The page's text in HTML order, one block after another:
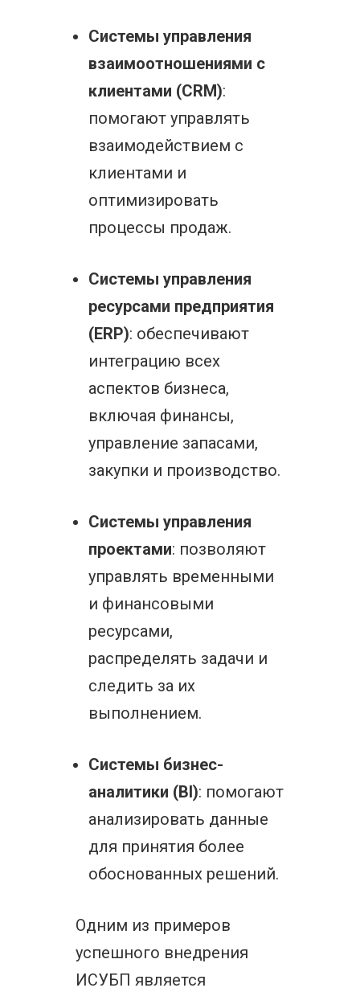
Системы управления
взаимоотношениями с
клиентами (CRM):
помогают управлять
взаимодействием с
клиентами и
оптимизировать
процессы продаж.
Системы управления
ресурсами предприятия
(ERP): обеспечивают
интеграцию всех
аспектов бизнеса,
включая финансы,
управление запасами,
закупки и производство.
Системы управления
проектами: позволяют
управлять временными
и финансовыми
ресурсами,
распределять задачи и
следить за их
выполнением.
Системы бизнес-
аналитики (BI): помогают
анализировать данные
для принятия более
обоснованных решений.
Одним из примеров
успешного внедрения
ИСУБП является